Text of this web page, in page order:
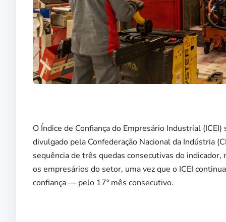
O Índice de Confiança do Empresário Industrial
divulgado pela Confederação Nacional da Indústria
sequência de três quedas consecutivas do
os empresários do setor, uma vez que o ICEI
confiança — pelo 17º mês consecutivo.